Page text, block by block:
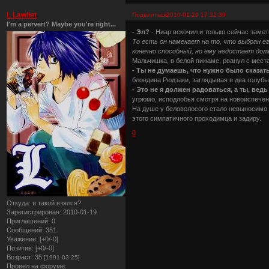
Поделиться2010-01-29 17:32:39
L Lawliet
I'm a pervert? Maybe you're right...
Откуда: я такой взялся?
Зарегистрирован: 2010-01-19
Приглашений: 0
Сообщений: 351
Уважение: [+0/-0]
Позитив: [+0/-0]
Возраст: 35 [1991-03-25]
Провел на форуме:
- Эл? - Ниар вскочил и только сейчас
То есть он намекает на то, что выбран
конечно способный, но ему недостает
Мальчишка, в белой пижаме, рванул с
- Ты не думаешь, что нужно было
блондина Рюдзаки, заглядывая в два
- Это не я должен радоваться, а ты,
угрюмо, исподлобья смотря на
На душе у беловолосого стало
этого симпатичного проходимца и задиру.
0